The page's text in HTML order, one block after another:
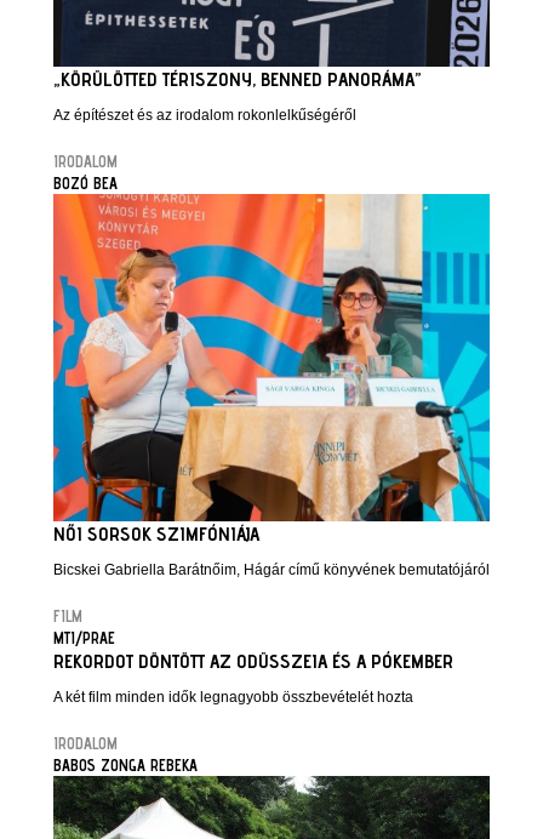
„KÖRÜLÖTTED TÉRISZONY, BENNED PANORÁMA”
Az építészet és az irodalom rokonlelkűségéről
IRODALOM
BOZÓ BEA
NŐI SORSOK SZIMFÓNIÁJA
Bicskei Gabriella Barátnőim, Hágár című könyvének bemutatójáról
FILM
MTI/PRAE
REKORDOT DÖNTÖTT AZ ODÜSSZEIA ÉS A PÓKEMBER
A két film minden idők legnagyobb összbevételét hozta
IRODALOM
BABOS ZONGA REBEKA